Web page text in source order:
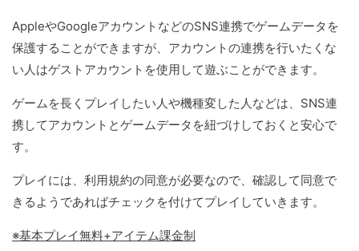
AppleやGoogleアカウントなどのSNS連携でゲームデータを
保護することができますが、アカウントの連携を行いたくな
い人はゲストアカウントを使用して遊ぶことができます。
ゲームを長くプレイしたい人や機種変した人などは、SNS連
携してアカウントとゲームデータを紐づけしておくと安心で
す。
プレイには、利用規約の同意が必要なので、確認して同意で
きるようであればチェックを付けてプレイしていきます。
※基本プレイ無料+アイテム課金制